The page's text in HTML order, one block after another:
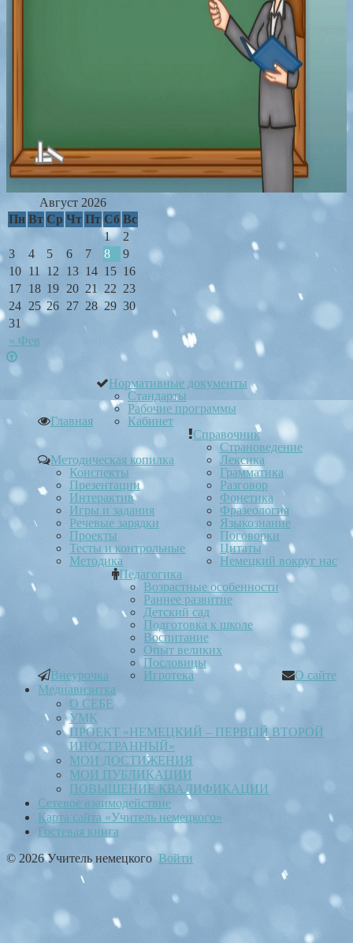
Август 2026
Пн Вт Ср Чт Пт Сб Вс
« Фев
1
2
3
4 5 6 7 8
9
10 11 12 13 14 15 16
17 18 19 20 21 22 23
24 25 26 27 28 29 30
31
Главная
Нормативные документы
Стандарты
Рабочие программы
Кабинет
Методическая копилка
Конспекты
Презентации
Интерактив
Игры и задания
Речевые зарядки
Проекты
Тесты и контрольные
Методика
Справочник
Страноведение
Лексика
Грамматика
Разговор
Фонетика
Фразеология
Языкознание
Поговорки
Цитаты
Немецкий вокруг нас
Внеурочка
Педагогика
Возрастные особенности
Раннее развитие
Детский сад
Подготовка к школе
Воспитание
Опыт великих
Пословицы
Игротека
О сайте
Медиавизитка
О СЕБЕ
УМК
ПРОЕКТ «НЕМЕЦКИЙ – ПЕРВЫЙ ВТОРОЙ
ИНОСТРАННЫЙ»
МОИ ДОСТИЖЕНИЯ
МОИ ПУБЛИКАЦИИ
ПОВЫШЕНИЕ КВАЛИФИКАЦИИ
Сетевое взаимодействие
Карта сайта «Учитель немецкого»
Гостевая книга
© 2026 Учитель немецкого Войти